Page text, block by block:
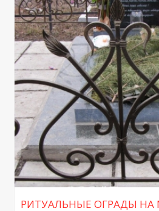
РИТУАЛЬНЫЕ ОГРАДЫ НА